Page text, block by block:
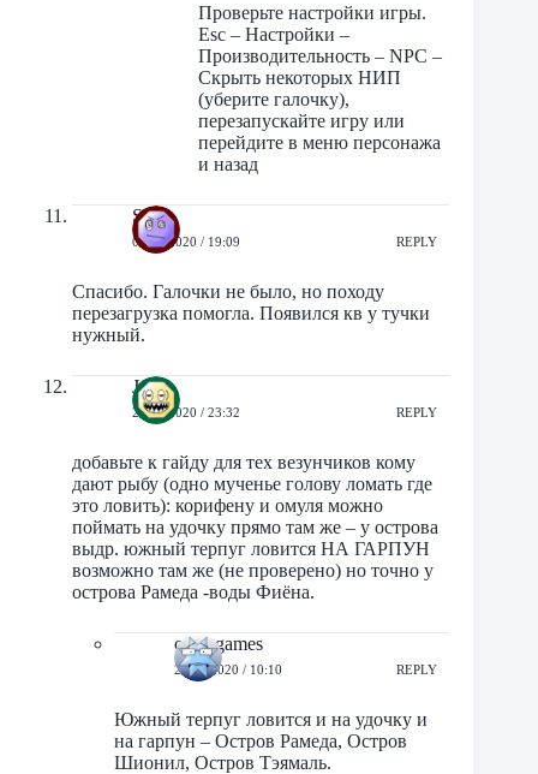
Проверьте настройки игры.
Esc – Настройки –
Производительность – NPC –
Скрыть некоторых НИП
(уберите галочку),
перезапускайте игру или
перейдите в меню персонажа
и назад
Sato
03/07/2020 / 19:09 REPLY
Спасибо. Галочки не было, но походу
перезагрузка помогла. Появился кв у тучки
нужный.
Jane
24/07/2020 / 23:32 REPLY
добавьте к гайду для тех везунчиков кому
дают рыбу (одно мученье голову ломать где
это ловить): корифену и омуля можно
поймать на удочку прямо там же – у острова
выдр. южный терпуг ловится НА ГАРПУН
возможно там же (не проверено) но точно у
острова Рамеда -воды Фиёна.
orbit-games
25/07/2020 / 10:10 REPLY
Южный терпуг ловится и на удочку и
на гарпун – Остров Рамеда, Остров
Шионил, Остров Тэямаль.